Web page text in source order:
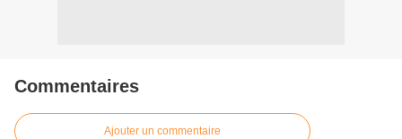
Commentaires
Ajouter un commentaire